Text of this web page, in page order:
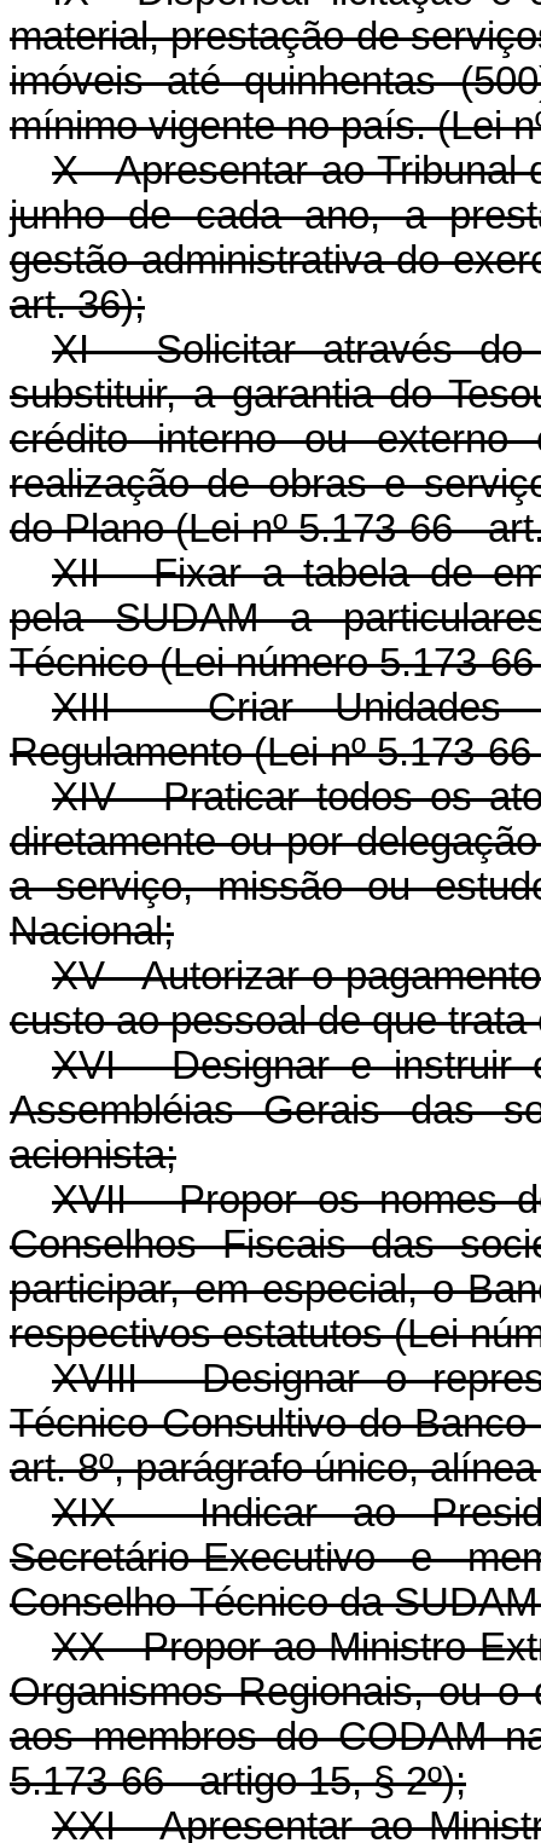
material, prestação de
imóveis até quinhentas
mínimo vigente no país. (Lei
X - Apresentar ao Tribunal
junho de cada ano, a
gestão administrativa do
art. 36);
XI - Solicitar através
substituir, a garantia do
crédito interno ou externo
realização de obras e
do Plano (Lei nº 5.173-66 -
XII - Fixar a tabela de
pela SUDAM a
Técnico (Lei número 5.173-
XIII - Criar Unidades
Regulamento (Lei nº 5.173-
XIV - Praticar todos os
diretamente ou por
a serviço, missão ou
Nacional;
XV - Autorizar o
custo ao pessoal de que trata
XVI - Designar e instruir
Assembléias Gerais das
acionista;
XVII - Propor os nomes
Conselhos Fiscais das
participar, em especial, o
respectivos estatutos (Lei
XVIII - Designar o
Técnico-Consultivo do
art. 8º, parágrafo único,
XIX - Indicar ao
Secretário-Executivo e
Conselho-Técnico da
XX - Propor ao Ministro
Organismos Regionais, ou
aos membros do CODAM
5.173-66 - artigo 15, § 2º);
XXI - Apresentar ao